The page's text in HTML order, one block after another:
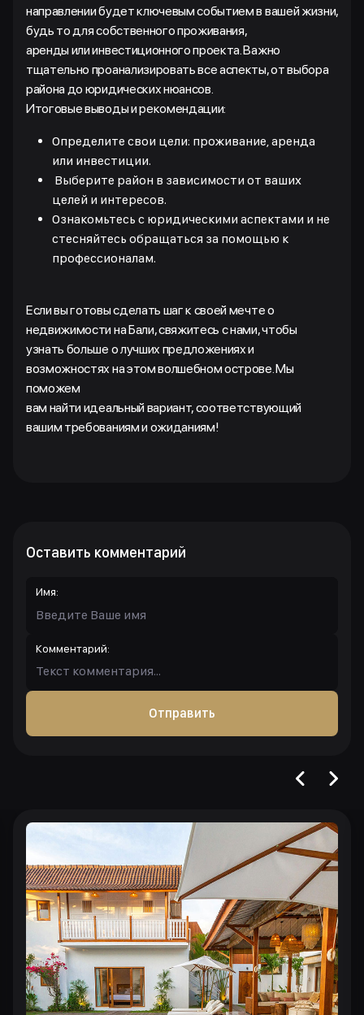
направлении будет ключевым событием в вашей жизни,
будь то для собственного проживания,
аренды или инвестиционного проекта. Важно
тщательно проанализировать все аспекты, от выбора
района до юридических нюансов.
Итоговые выводы и рекомендации:
Определите свои цели: проживание, аренда
или инвестиции.
Выберите район в зависимости от ваших
целей и интересов.
Ознакомьтесь с юридическими аспектами и не
стесняйтесь обращаться за помощью к
профессионалам.
Если вы готовы сделать шаг к своей мечте о
недвижимости на Бали, свяжитесь с нами, чтобы
узнать больше о лучших предложениях и
возможностях на этом волшебном острове. Мы
поможем
вам найти идеальный вариант, соответствующий
вашим требованиям и ожиданиям!
Оставить комментарий
Имя:
Комментарий:
Отправить